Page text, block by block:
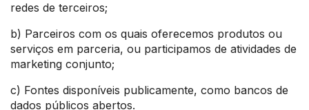
redes de terceiros;
b) Parceiros com os quais oferecemos produtos ou
serviços em parceria, ou participamos de atividades de
marketing conjunto;
c) Fontes disponíveis publicamente, como bancos de
dados públicos abertos.